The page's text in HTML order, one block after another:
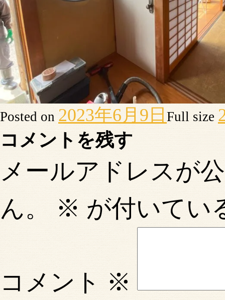
Posted on 2023年6月9日 Full size
コメントを残す
メールアドレスが
ん。
※ が付いてい
コメント ※